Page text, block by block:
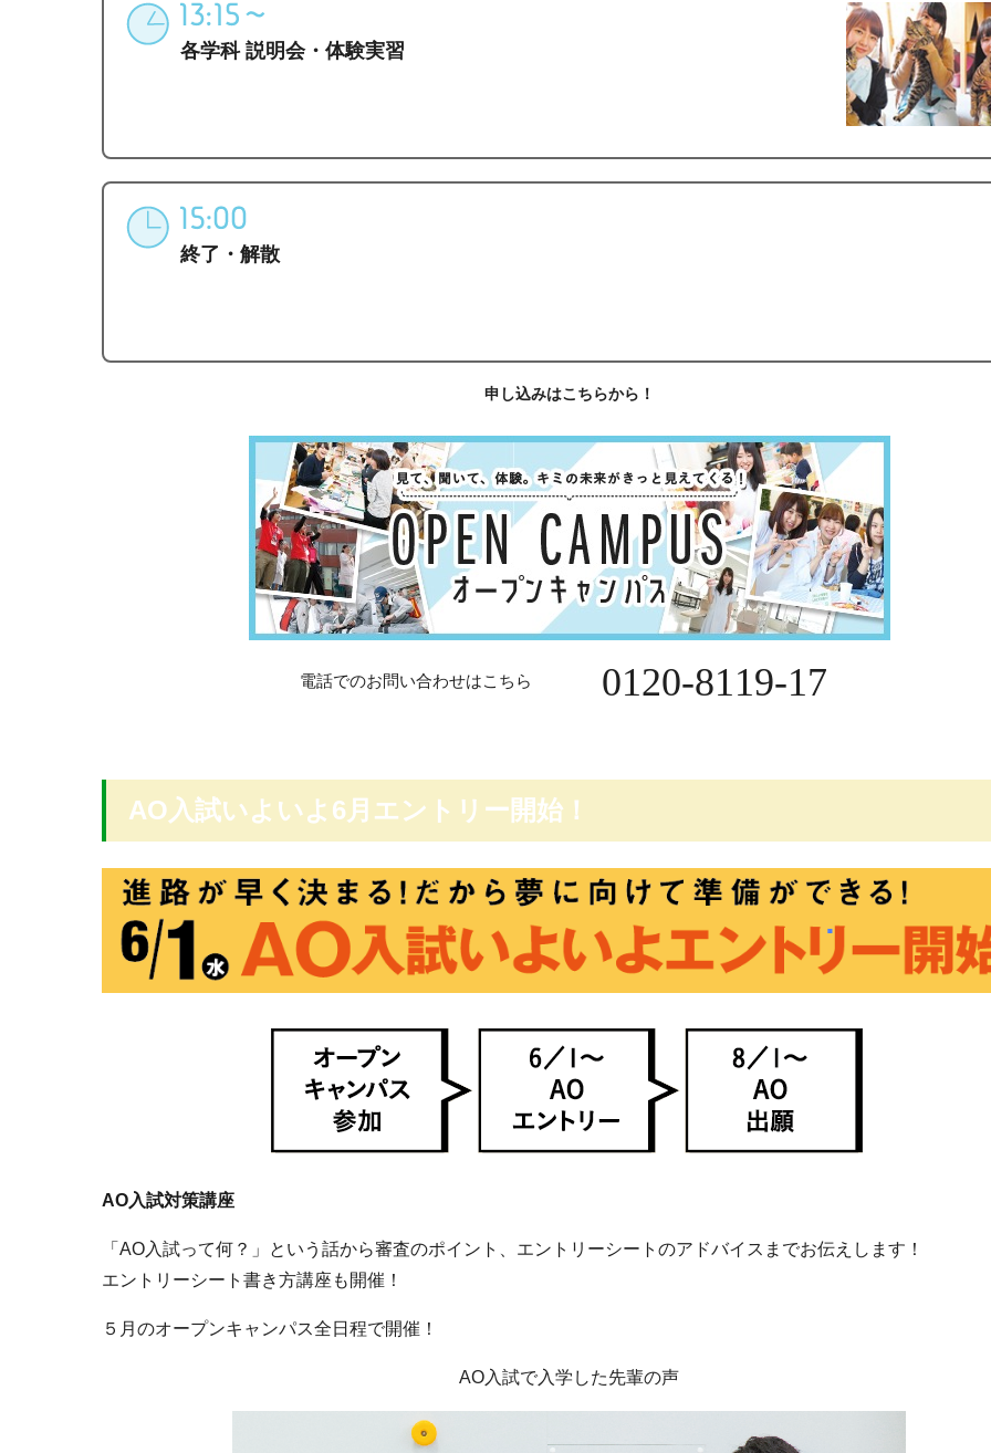
各学科 説明会・体験実習
終了・解散
申し込みはこちらから！
電話でのお問い合わせはこちら 0120-8119-17
AO入試いよいよ6月エントリー開始！
AO入試対策講座
「AO入試って何？」という話から審査のポイント、エントリーシートのアドバイスまでお伝えします！
エントリーシート書き方講座も開催！
５月のオープンキャンパス全日程で開催！
AO入試で入学した先輩の声